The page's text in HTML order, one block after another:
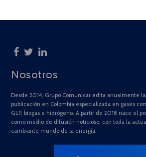
Nosotros
Desde 2014, Grupo Comunicar edita anualmente la
publicación en Colombia especializada en gases
GLP, biogás e hidrógeno. A partir de 2018 nace el
como medio de difusión noticioso, con toda la
cambiante mundo de la energía.